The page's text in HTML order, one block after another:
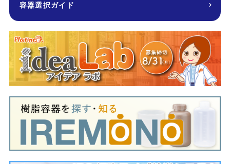
容器選択ガイド